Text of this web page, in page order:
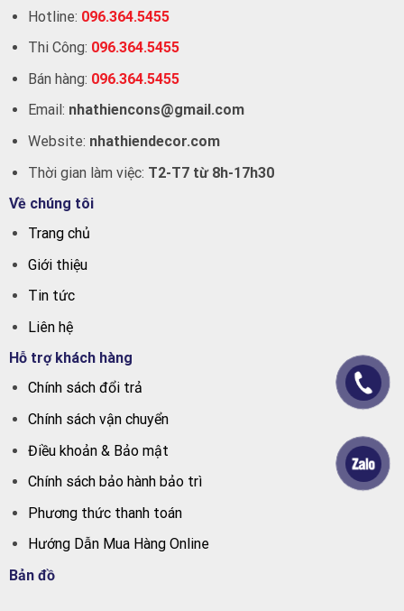
Hotline: 096.364.5455
Thi Công: 096.364.5455
Bán hàng: 096.364.5455
Email: nhathiencons@gmail.com
Website: nhathiendecor.com
Thời gian làm việc: T2-T7 từ 8h-17h30
Về chúng tôi
Trang chủ
Giới thiệu
Tin tức
Liên hệ
Hỗ trợ khách hàng
Chính sách đổi trả
Chính sách vận chuyển
Điều khoản & Bảo mật
Chính sách bảo hành bảo trì
Phương thức thanh toán
Hướng Dẫn Mua Hàng Online
Bản đồ